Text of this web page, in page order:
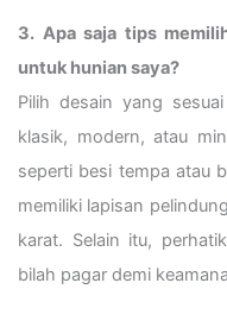
3. Apa saja tips
untuk hunian saya?
Pilih desain yang
klasik, modern, atau
seperti besi tempa atau
memiliki lapisan
karat. Selain itu,
bilah pagar demi